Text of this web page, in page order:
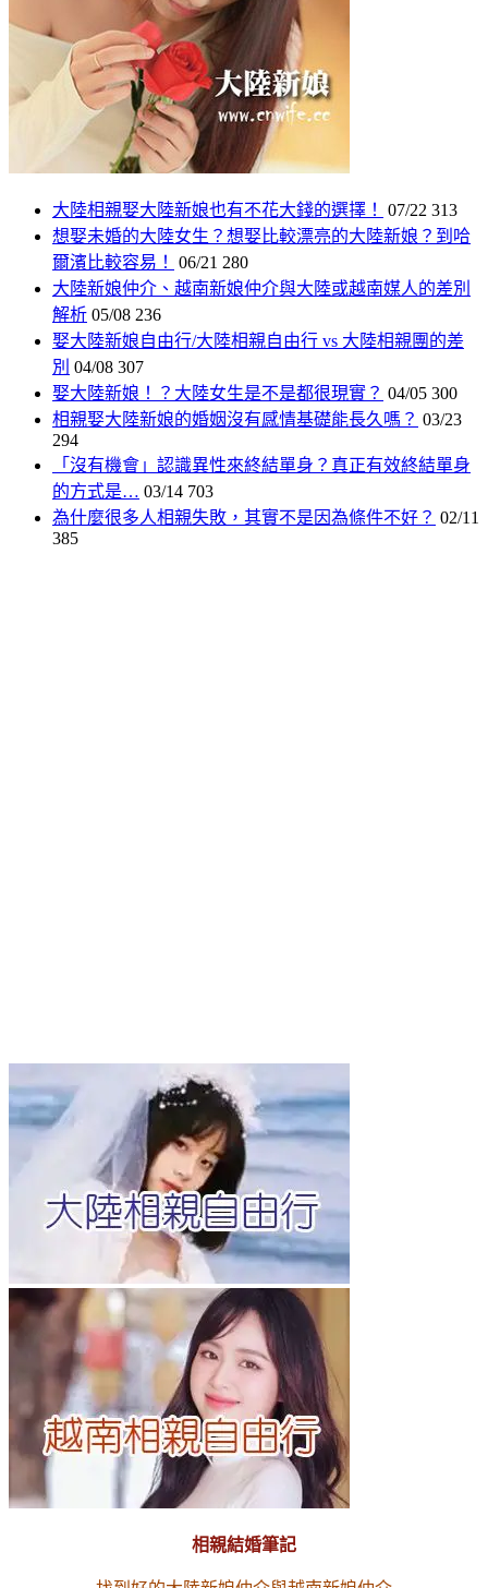
大陸相親娶大陸新娘也有不花大錢的選擇！ 07/22 313
想娶未婚的大陸女生？想娶比較漂亮的大陸新娘？到哈
爾濱比較容易！
06/21 280
大陸新娘仲介、越南新娘仲介與大陸或越南媒人的差別
解析 05/08 236
娶大陸新娘自由行/大陸相親自由行 vs 大陸相親團的差
別 04/08 307
娶大陸新娘！？大陸女生是不是都很現實？ 04/05 300
相親娶大陸新娘的婚姻沒有感情基礎能長久嗎？ 03/23
294
「沒有機會」認識異性來終結單身？真正有效終結單身
的方式是… 03/14 703
為什麼很多人相親失敗，其實不是因為條件不好？ 02/11
385
相親結婚筆記